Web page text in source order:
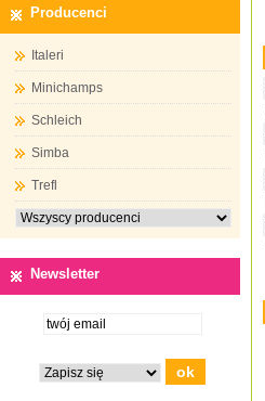
Producenci
Italeri
Minichamps
Schleich
Simba
Trefl
Newsletter